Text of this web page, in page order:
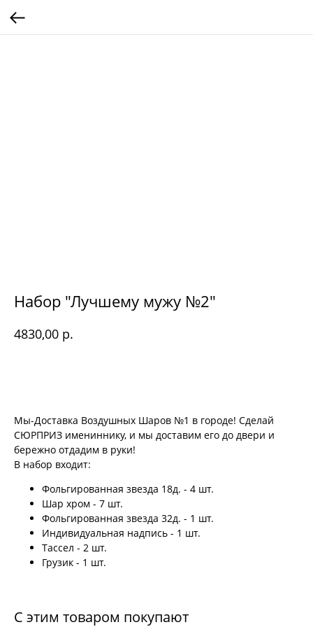
Набор "Лучшему мужу №2"
4830,00 р.
Мы-Доставка Воздушных Шаров №1 в городе! Сделай
СЮРПРИЗ имениннику, и мы доставим его до двери и
бережно отдадим в руки!
В набор входит:
Фольгированная звезда 18д. - 4 шт.
Шар хром - 7 шт.
Фольгированная звезда 32д. - 1 шт.
Индивидуальная надпись - 1 шт.
Тассел - 2 шт.
Грузик - 1 шт.
С этим товаром покупают